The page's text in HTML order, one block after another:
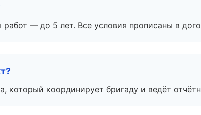
— до 5 лет. Все условия прописаны в
который координирует бригаду и ведёт